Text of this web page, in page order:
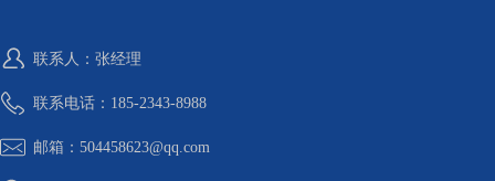
联系人：张经理
联系电话：185-2343-8988
邮箱：504458623@qq.com